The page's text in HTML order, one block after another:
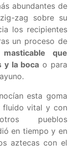
abundantes de
zag sobre su
los recipientes
un proceso de
que
y la boca o para
esta goma
fluido vital y con
pueblos
en tiempo y en
aztecas con el